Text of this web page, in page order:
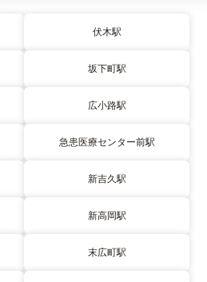
伏木駅
坂下町駅
広小路駅
急患医療センター前駅
新吉久駅
新高岡駅
末広町駅